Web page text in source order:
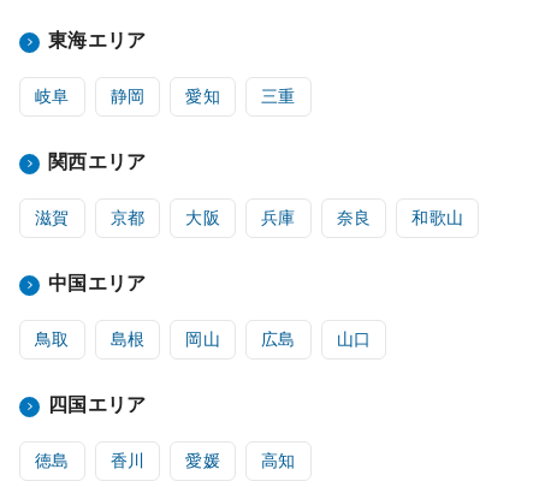
東海エリア
岐阜 静岡 愛知 三重
関西エリア
滋賀 京都 大阪 兵庫 奈良 和歌山
中国エリア
鳥取 島根 岡山 広島 山口
四国エリア
徳島 香川 愛媛 高知